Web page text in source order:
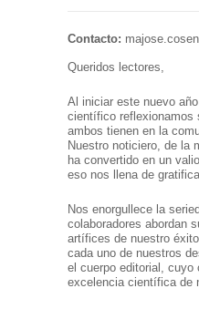
Contacto:
Queridos lectores,
Al iniciar este nuevo
científico reflexionamos
ambos tienen en la
Nuestro noticiero, de la
ha convertido en un
eso nos llena de
Nos enorgullece la
colaboradores abordan
artífices de nuestro
cada uno de nuestros
el cuerpo editorial, cuyo
excelencia científica de